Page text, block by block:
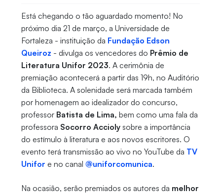
Está chegando o tão aguardado momento! No
próximo dia 21 de março, a Universidade de
Fortaleza - instituição da Fundação Edson
Queiroz - divulga os vencedores do Prêmio de
Literatura Unifor 2023. A cerimônia de
premiação acontecerá a partir das 19h, no Auditório
da Biblioteca. A solenidade será marcada também
por homenagem ao idealizador do concurso,
professor Batista de Lima, bem como uma fala da
professora Socorro Acciolysobre a importância
do estímulo à literatura e aos novos escritores. O
evento terá transmissão ao vivo no YouTube da TV
Unifor e no canal @uniforcomunica.
Na ocasião, serão premiados os autores da melhor